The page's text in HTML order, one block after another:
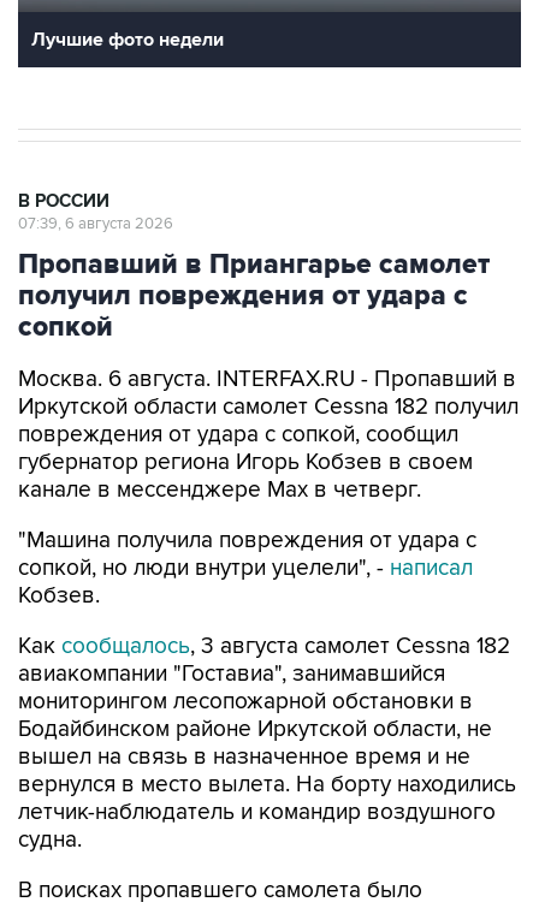
Лучшие фото недели
В РОССИИ
07:39, 6 августа 2026
Пропавший в Приангарье самолет
получил повреждения от удара с
сопкой
Москва. 6 августа. INTERFAX.RU - Пропавший в
Иркутской области самолет Cessna 182 получил
повреждения от удара с сопкой, сообщил
губернатор региона Игорь Кобзев в своем
канале в мессенджере Мах в четверг.
"Машина получила повреждения от удара с
сопкой, но люди внутри уцелели", - написал
Кобзев.
Как сообщалось, 3 августа самолет Cessna 182
авиакомпании "Гоставиа", занимавшийся
мониторингом лесопожарной обстановки в
Бодайбинском районе Иркутской области, не
вышел на связь в назначенное время и не
вернулся в место вылета. На борту находились
летчик-наблюдатель и командир воздушного
судна.
В поисках пропавшего самолета было